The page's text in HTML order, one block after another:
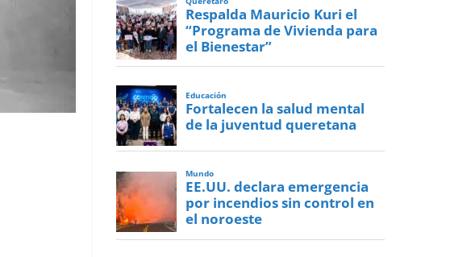
Respalda Mauricio Kuri el
“Programa de Vivienda para
el Bienestar”
Educación
Fortalecen la salud mental
de la juventud queretana
Mundo
EE.UU. declara emergencia
por incendios sin control en
el noroeste